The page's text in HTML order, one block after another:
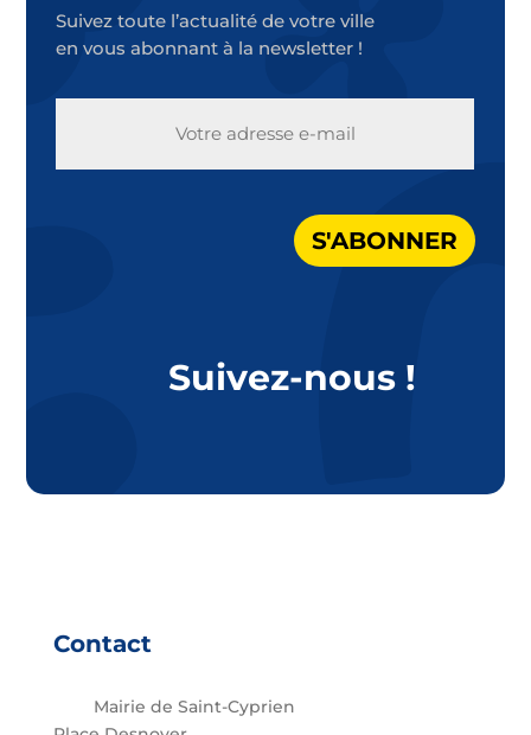
Suivez toute l’actualité de votre ville
en vous abonnant à la newsletter !
S'ABONNER
Suivez-nous !
Contact
Mairie de Saint-Cyprien